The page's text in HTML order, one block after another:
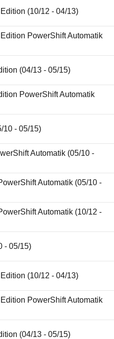
(10/12 - 04/13)
PowerShift Automatik
(04/13 - 05/15)
PowerShift Automatik
10 - 05/15)
Automatik (05/10 -
Automatik (05/10 -
Automatik (10/12 -
- 05/15)
(10/12 - 04/13)
PowerShift Automatik
(04/13 - 05/15)